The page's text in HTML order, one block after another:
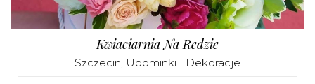
Kwiaciarnia Na Redzie
Szczecin, Upominki I Dekoracje